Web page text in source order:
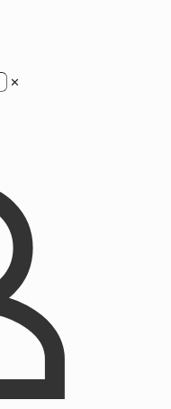
✕